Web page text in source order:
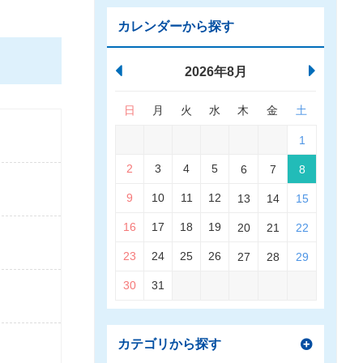
カレンダーから探す
2026年8月
日 月 火 水 木 金 土
1
2 3 4 5 6 7 8
9 10 11 12 13 14 15
16 17 18 19 20 21 22
23 24 25 26 27 28 29
30 31
カテゴリから探す